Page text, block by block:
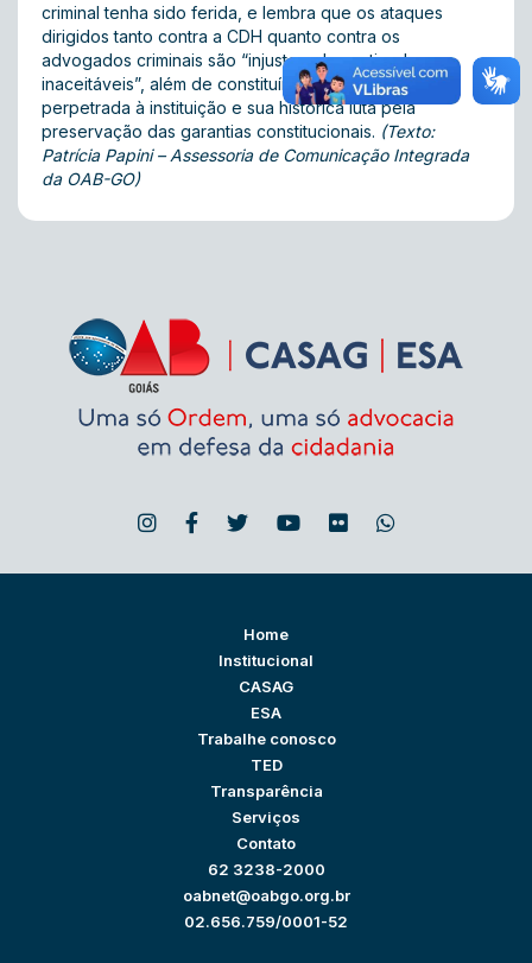
criminal tenha sido ferida, e lembra que os ataques
dirigidos tanto contra a CDH quanto contra os
advogados criminais são “injustos, desmotivados e
inaceitáveis”, além de constituírem pesada ofensa
perpetrada à instituição e sua histórica luta pela
preservação das garantias constitucionais. (Texto:
Patrícia Papini – Assessoria de Comunicação Integrada
da OAB-GO)
Home
Institucional
CASAG
ESA
Trabalhe conosco
TED
Transparência
Serviços
Contato
62 3238-2000
oabnet@oabgo.org.br
02.656.759/0001-52